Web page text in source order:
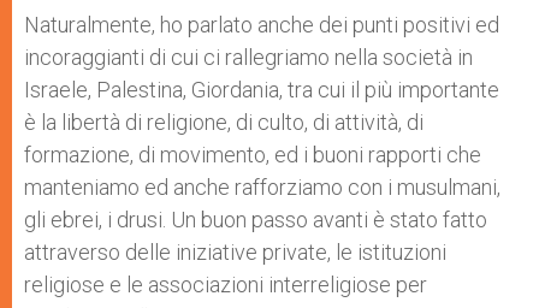
Naturalmente, ho parlato anche dei punti positivi ed
incoraggianti di cui ci rallegriamo nella società in
Israele, Palestina, Giordania, tra cui il più importante
è la libertà di religione, di culto, di attività, di
formazione, di movimento, ed i buoni rapporti che
manteniamo ed anche rafforziamo con i musulmani,
gli ebrei, i drusi. Un buon passo avanti è stato fatto
attraverso delle iniziative private, le istituzioni
religiose e le associazioni interreligiose per